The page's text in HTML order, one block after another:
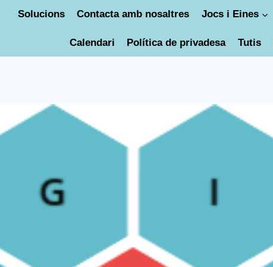
Solucions Contacta amb nosaltres Jocs i Eines
Calendari Política de privadesa Tutis